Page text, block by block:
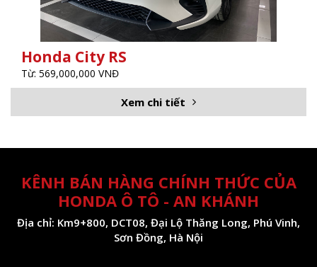
Honda City RS
Từ: 569,000,000 VNĐ
Xem chi tiết
KÊNH BÁN HÀNG CHÍNH THỨC CỦA
HONDA Ô TÔ - AN KHÁNH
Địa chỉ: Km9+800, DCT08, Đại Lộ Thăng Long, Phú Vinh,
Sơn Đồng, Hà Nội